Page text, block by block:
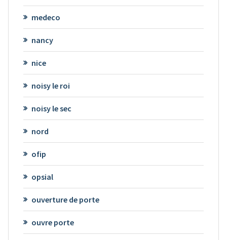
medeco
nancy
nice
noisy le roi
noisy le sec
nord
ofip
opsial
ouverture de porte
ouvre porte